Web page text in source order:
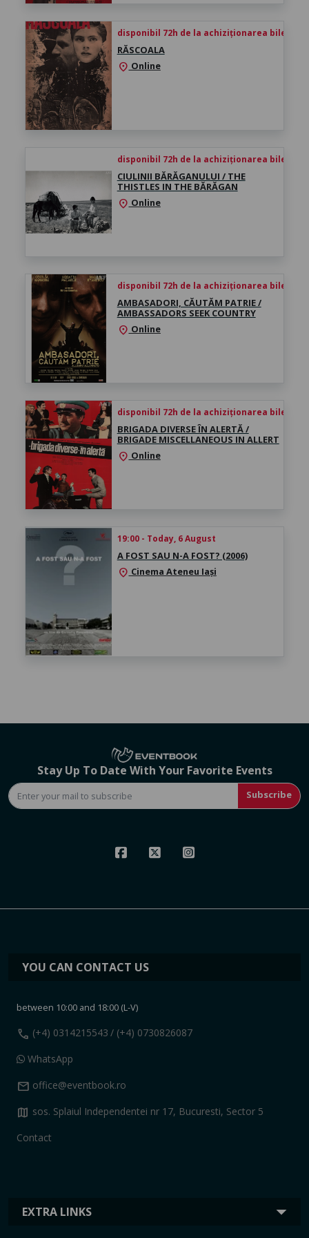
disponibil 72h de la achiziționarea biletului
RĂSCOALA
location_on Online
disponibil 72h de la achiziționarea biletului
CIULINII BĂRĂGANULUI / THE
THISTLES IN THE BĂRĂGAN
location_on Online
disponibil 72h de la achiziționarea biletului
AMBASADORI, CĂUTĂM PATRIE /
AMBASSADORS SEEK COUNTRY
location_on Online
disponibil 72h de la achiziționarea biletului
BRIGADA DIVERSE ÎN ALERTĂ /
BRIGADE MISCELLANEOUS IN ALLERT
location_on Online
19:00 - Today, 6 August
A FOST SAU N-A FOST? (2006)
location_on Cinema Ateneu Iași
Stay Up To Date With Your Favorite Events
Subscribe
EXTRA LINKS
YOU CAN CONTACT US
between 10:00 and 18:00 (L-V)
call (+4) 0314215543 / (+4) 0730826087
WhatsApp
mail office@eventbook.ro
map sos. Splaiul Independentei nr 17, Bucuresti, Sector 5
Contact